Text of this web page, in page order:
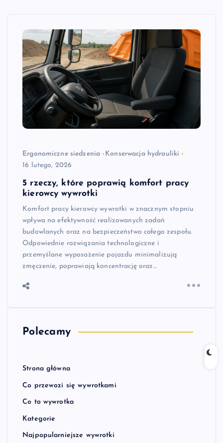
Ergonomiczne siedzenia
Konserwacja hydrauliki
16 lutego, 2026
5 rzeczy, które poprawią komfort pracy
kierowcy wywrotki
Komfort pracy kierowcy wywrotki w znacznym stopniu
wpływa na efektywność realizowanych zadań
budowlanych oraz na bezpieczeństwo całego zespołu.
Odpowiednie rozwiązania technologiczne i
przemyślane wyposażenie pojazdu minimalizują
zmęczenie, poprawiają koncentrację oraz…
Polecamy
Strona główna
Co przewozi się wywrotkami
Co to wywrotka
Kategorie
Najpopularniejsze wywrotki